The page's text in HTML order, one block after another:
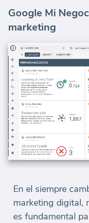
Google Mi
marketing
En el siempre
marketing digital,
es fundamental